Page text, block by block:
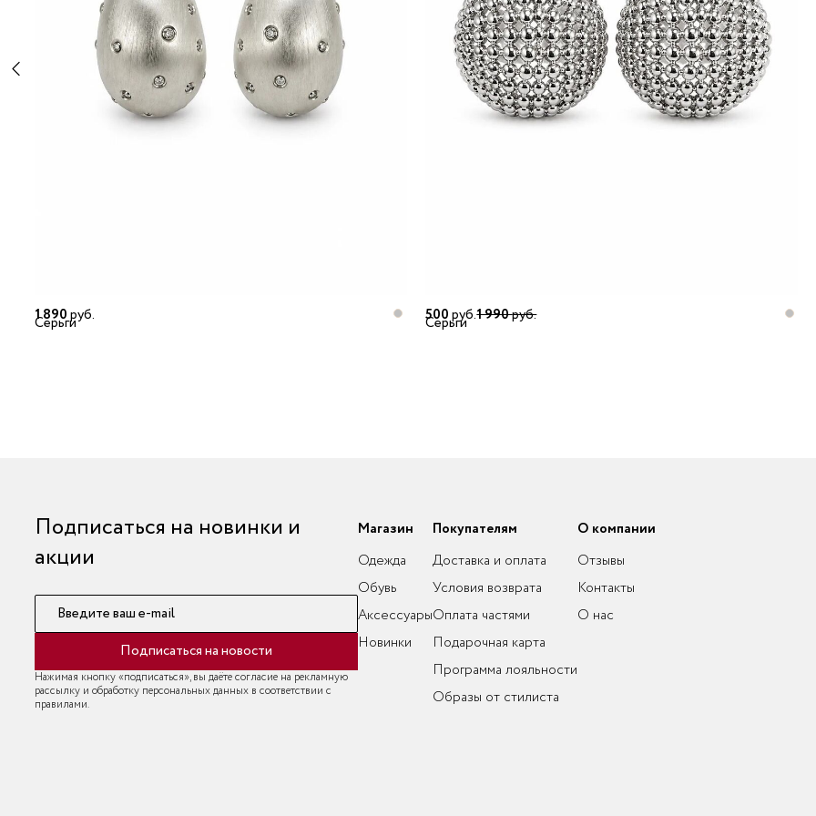
1 890руб.
Серьги 500руб.1 990руб.
Серьги
Подписаться на новинки и
акции
Введите ваш e-mail
Подписаться на новости
Нажимая кнопку «подписаться», вы даёте согласие на рекламную
рассылку и обработку персональных данных в соответствии с
правилами.
Магазин
Одежда
Обувь
Аксессуары
Новинки
Покупателям
Доставка и оплата
Условия возврата
Оплата частями
Подарочная карта
Программа лояльности
Образы от стилиста
О компании
Отзывы
Контакты
О нас